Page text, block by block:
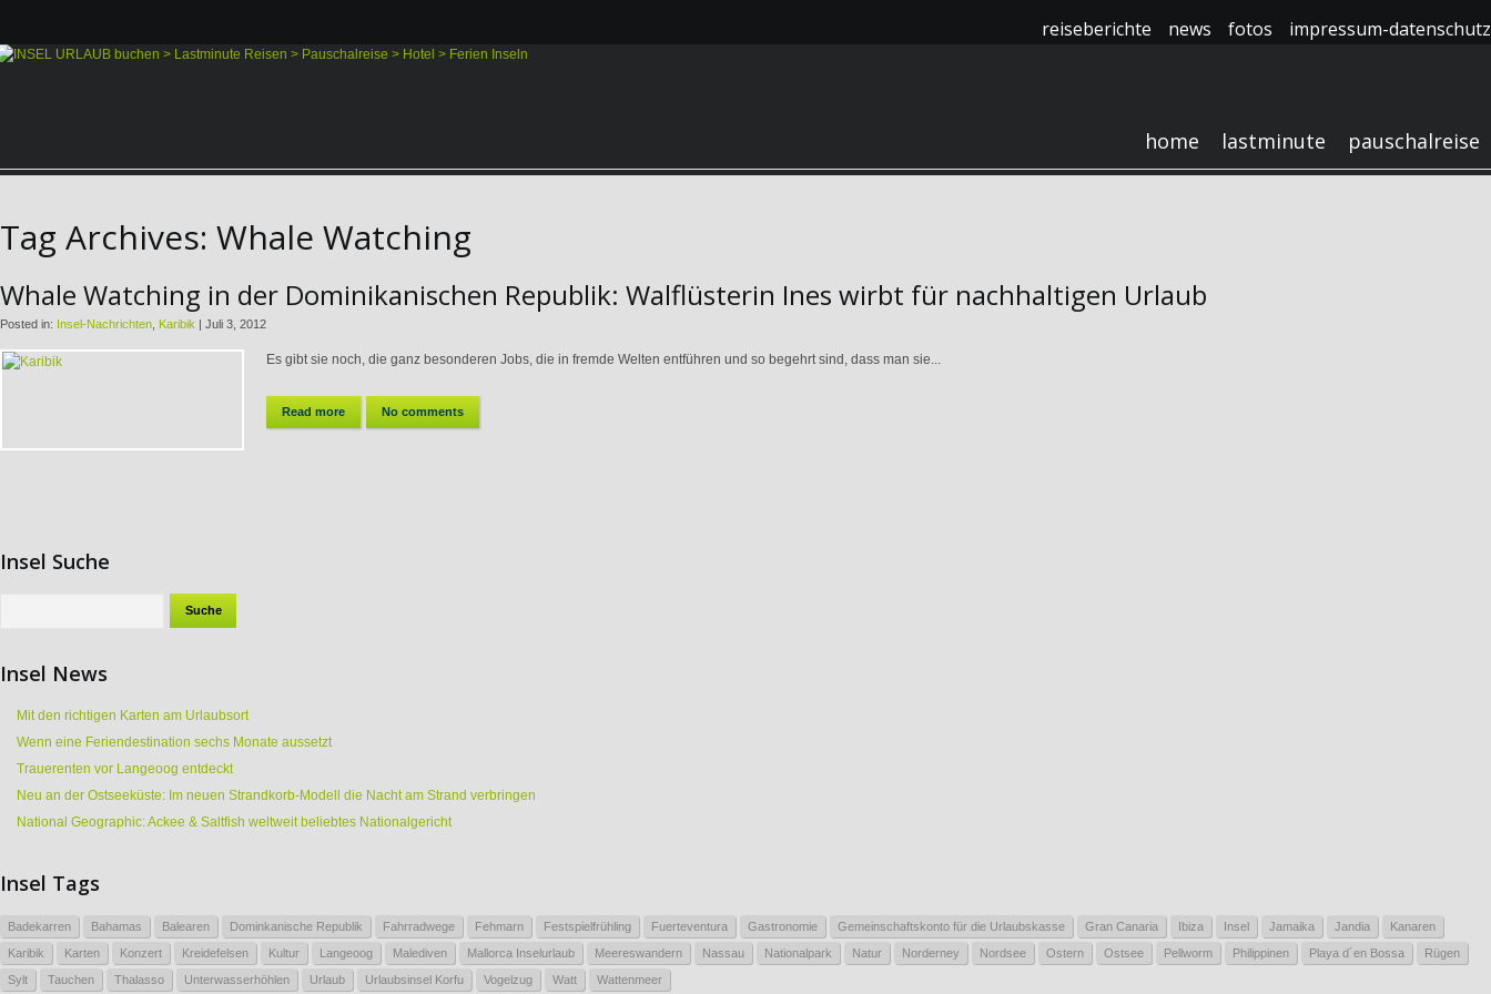
reiseberichte news fotos impressum-datenschutz
home lastminute pauschalreise
Tag Archives: Whale Watching
Whale Watching in der Dominikanischen Republik: Walflüsterin Ines wirbt für nachhaltigen Urlaub
Posted in: Insel-Nachrichten Karibik | Juli 3, 2012
Es gibt sie noch, die ganz besonderen Jobs, die in fremde Welten entführen und so begehrt sind, dass man sie...
Read more No comments
Insel Suche
Insel News
Mit den richtigen Karten am Urlaubsort
Wenn eine Feriendestination sechs Monate aussetzt
Trauerenten vor Langeoog entdeckt
Neu an der Ostseeküste: Im neuen Strandkorb-Modell die Nacht am Strand verbringen
National Geographic: Ackee & Saltfish weltweit beliebtes Nationalgericht
Insel Tags
Badekarren Bahamas Balearen Dominkanische Republik Fahrradwege Fehmarn Festspielfrühling Fuerteventura Gastronomie Gemeinschaftskonto für die Urlaubskasse Gran Canaria Ibiza Insel Jamaika Jandia
Kanaren
Karibik
Karten Konzert Kreidefelsen Kultur Langeoog Malediven Mallorca Inselurlaub Meereswandern Nassau Nationalpark Natur Norderney Nordsee Ostern Ostsee Pellworm Philippinen Playa d´en Bossa
Rügen
Sylt
Tauchen Thalasso Unterwasserhöhlen Urlaub Urlaubsinsel Korfu Vogelzug Watt Wattenmeer